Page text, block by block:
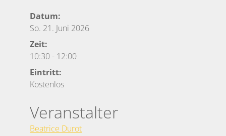
Datum:
So. 21. Juni 2026
Zeit:
10:30- 12:00
Eintritt:
Kostenlos
Veranstalter
Beatrice Durot